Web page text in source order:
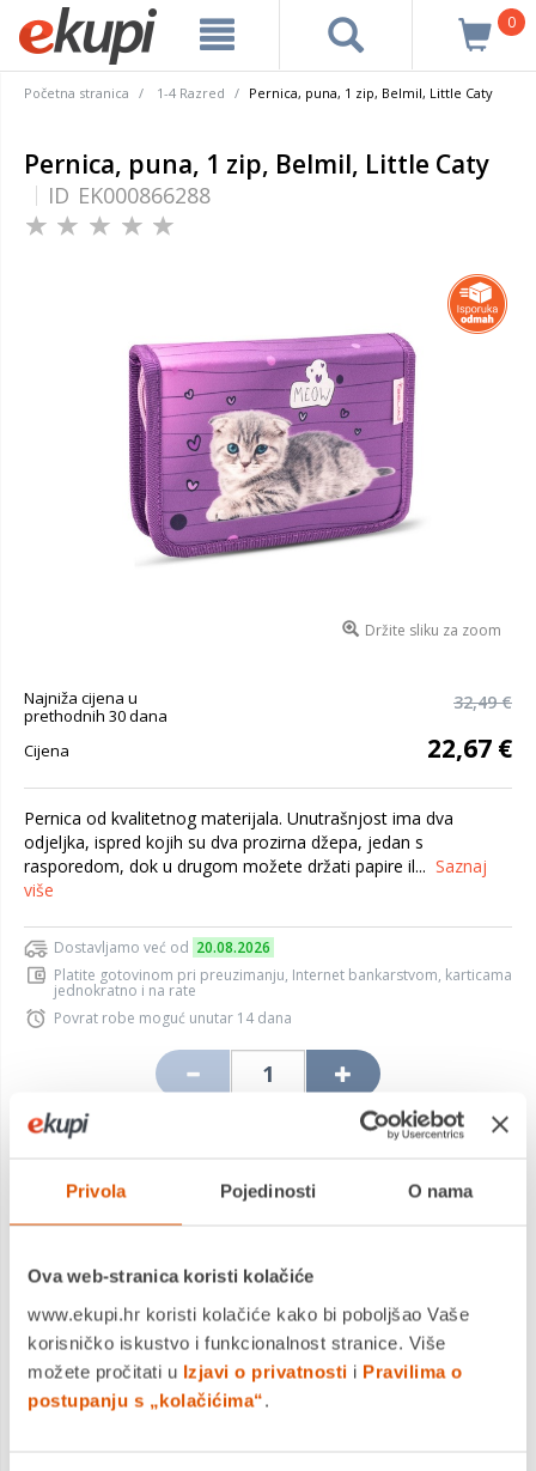
Privola Pojedinosti O nama
Ova web-stranica koristi kolačiće
www.ekupi.hr koristi kolačiće kako bi poboljšao Vaše
korisničko iskustvo i funkcionalnost stranice. Više
možete pročitati u Izjavi o privatnosti i Pravilima o
postupanju s „kolačićima“.
0
Početna stranica 1-4 Razred Pernica, puna, 1 zip, Belmil, Little Caty
Pernica, puna, 1 zip, Belmil, Little Caty
ID EK000866288
Držite sliku za zoom
Najniža cijena u
prethodnih 30 dana
32,49 €
Cijena 22,67 €
Pernica od kvalitetnog materijala. Unutrašnjost ima dva
odjeljka, ispred kojih su dva prozirna džepa, jedan s
rasporedom, dok u drugom možete držati papire il... Saznaj
više
Dostavljamo već od 20.08.2026
Platite gotovinom pri preuzimanju, Internet bankarstvom, karticama
jednokratno i na rate
Povrat robe moguć unutar 14 dana
MOGLO BI VAS ZANIMATI I OVO